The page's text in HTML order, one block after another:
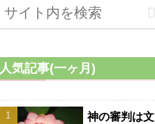
人気記事(一ヶ月)
神の審判は文